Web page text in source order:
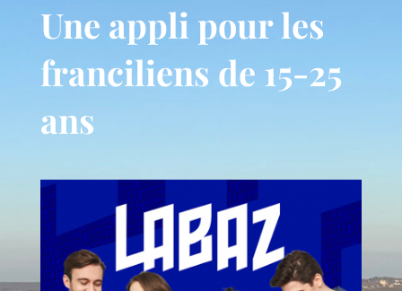
Une appli pour les
franciliens de 15-25
ans